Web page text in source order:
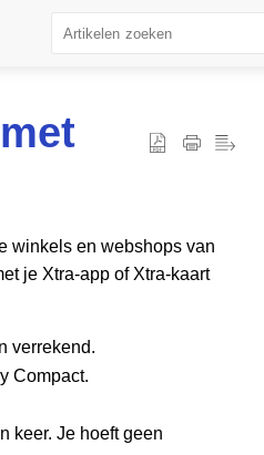
winkels en webshops van
je Xtra-app of Xtra-kaart
verrekend.
Compact.
keer. Je hoeft geen